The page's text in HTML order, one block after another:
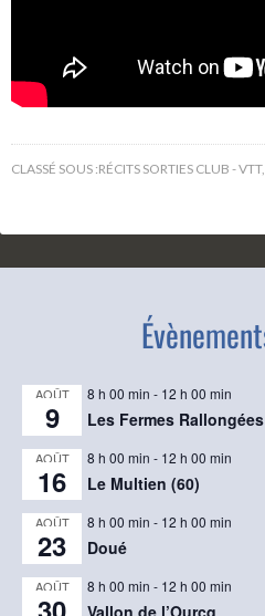
CLASSÉ SOUS :RÉCITS SORTIES CLUB - VTT,
AOÛT
9
8 h 00 min - 12 h 00 min
Les Fermes Rallongées
AOÛT
16
8 h 00 min - 12 h 00 min
Le Multien (60)
AOÛT
23
8 h 00 min - 12 h 00 min
Doué
AOÛT 8 h 00 min - 12 h 00 min
Vallon de l’Ourcq